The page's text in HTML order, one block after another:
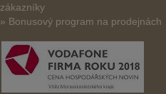
zákazníky
» Bonusový program na prodejnách